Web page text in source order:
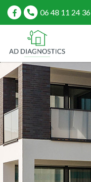
06 48 11 24 36